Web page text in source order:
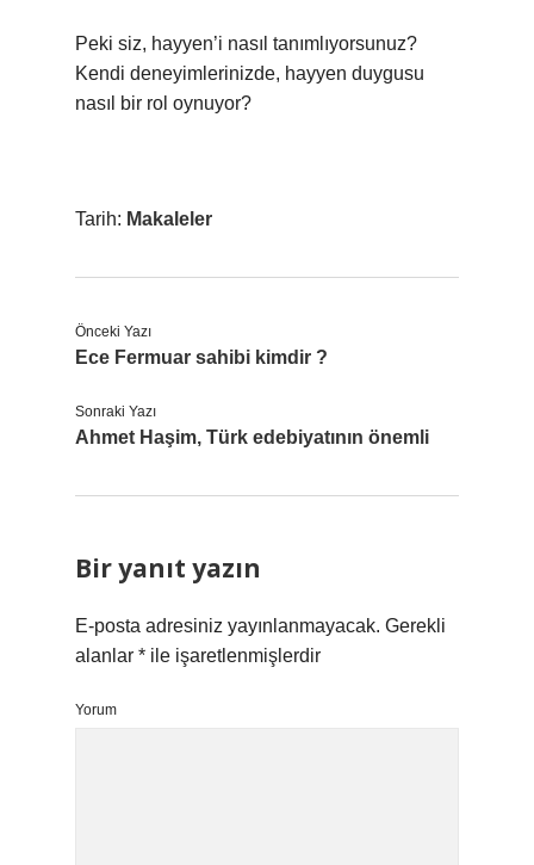
Peki siz, hayyen’i nasıl tanımlıyorsunuz?
Kendi deneyimlerinizde, hayyen duygusu
nasıl bir rol oynuyor?
Tarih: Makaleler
Önceki Yazı
Ece Fermuar sahibi kimdir ?
Sonraki Yazı
Ahmet Haşim, Türk edebiyatının önemli
Bir yanıt yazın
E-posta adresiniz yayınlanmayacak. Gerekli
alanlar * ile işaretlenmişlerdir
Yorum